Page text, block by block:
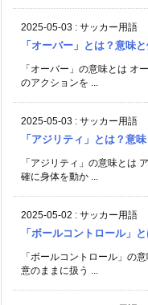
2025-05-03 : サッカー用語
「オーバー」とは？意味
「オーバー」の意味とは オ
のアクションを ...
2025-05-03 : サッカー用語
「アジリティ」とは？意
「アジリティ」の意味とは
確に身体を動か ...
2025-05-02 : サッカー用語
「ボールコントロール」
「ボールコントロール」の
意のままに扱う ...